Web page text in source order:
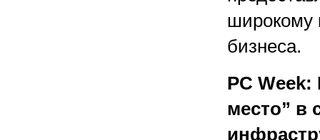
широкому
бизнеса.
PC Week:
место” в